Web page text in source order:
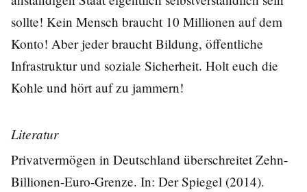
sollte! Kein Mensch braucht 10 Millionen auf dem
Konto! Aber jeder braucht Bildung, öffentliche
Infrastruktur und soziale Sicherheit. Holt euch die
Kohle und hört auf zu jammern!
Literatur
Privatvermögen in Deutschland überschreitet Zehn-
Billionen-Euro-Grenze. In: Der Spiegel (2014).